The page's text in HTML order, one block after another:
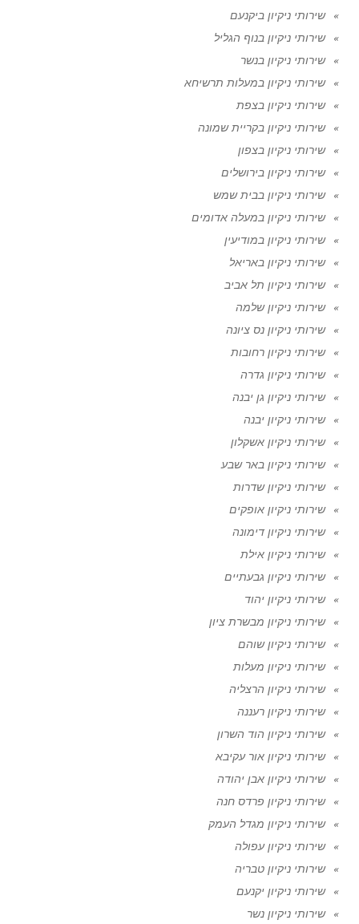
שירותי ניקיון ביקנעם
שירותי ניקיון בנוף הגליל
שירותי ניקיון בנשר
שירותי ניקיון במעלות תרשיחא
שירותי ניקיון בצפת
שירותי ניקיון בקריית שמונה
שירותי ניקיון בצפון
שירותי ניקיון בירושלים
שירותי ניקיון בבית שמש
שירותי ניקיון במעלה אדומים
שירותי ניקיון במודיעין
שירותי ניקיון באריאל
שירותי ניקיון תל אביב
שירותי ניקיון שלמה
שירותי ניקיון נס ציונה
שירותי ניקיון רחובות
שירותי ניקיון גדרה
שירותי ניקיון גן יבנה
שירותי ניקיון יבנה
שירותי ניקיון אשקלון
שירותי ניקיון באר שבע
שירותי ניקיון שדרות
שירותי ניקיון אופקים
שירותי ניקיון דימונה
שירותי ניקיון אילת
שירותי ניקיון גבעתיים
שירותי ניקיון יהוד
שירותי ניקיון מבשרת ציון
שירותי ניקיון שוהם
שירותי ניקיון מעלות
שירותי ניקיון הרצליה
שירותי ניקיון רעננה
שירותי ניקיון הוד השרון
שירותי ניקיון אור עקיבא
שירותי ניקיון אבן יהודה
שירותי ניקיון פרדס חנה
שירותי ניקיון מגדל העמק
שירותי ניקיון עפולה
שירותי ניקיון טבריה
שירותי ניקיון יקנעם
שירותי ניקיון נשר